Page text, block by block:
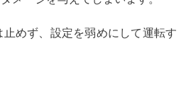
めず、設定を弱めにして運転す